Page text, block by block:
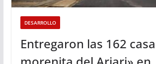
DESARROLLO
Entregaron las 162